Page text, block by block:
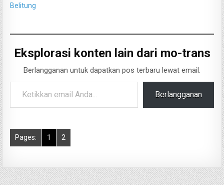
Belitung
Eksplorasi konten lain dari mo-trans
Berlangganan untuk dapatkan pos terbaru lewat email.
Ketikkan email Anda...
Berlangganan
Pages: 1 2